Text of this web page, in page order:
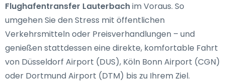
Flughafentransfer Lauterbachim Voraus. So
umgehen Sie den Stress mit öffentlichen
Verkehrsmitteln oder Preisverhandlungen – und
genießen stattdessen eine direkte, komfortable Fahrt
von Düsseldorf Airport (DUS), Köln Bonn Airport (CGN)
oder Dortmund Airport (DTM) bis zu Ihrem Ziel.